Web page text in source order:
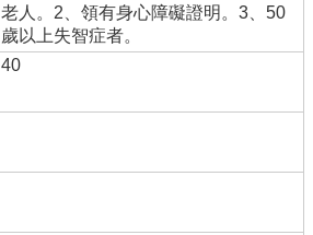
老人。2、領有身心障礙證明。3、50
歲以上失智症者。
40